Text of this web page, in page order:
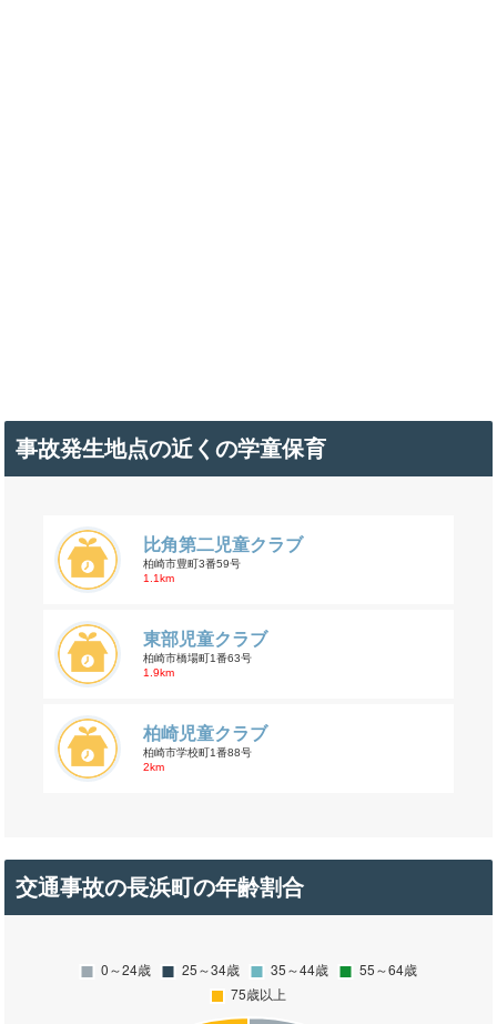
事故発生地点の近くの学童保育
比角第二児童クラブ
柏崎市豊町3番59号
1.1km
東部児童クラブ
柏崎市橋場町1番63号
1.9km
柏崎児童クラブ
柏崎市学校町1番88号
2km
交通事故の長浜町の年齢割合